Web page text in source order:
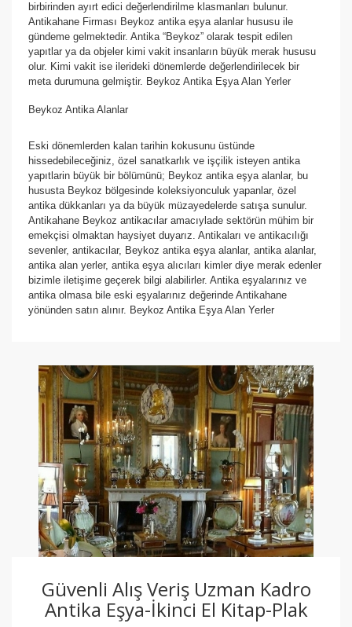
birbirinden ayırt edici değerlendirilme klasmanları bulunur.
Antikahane Firması Beykoz antika eşya alanlar hususu ile
gündeme gelmektedir. Antika “Beykoz” olarak tespit edilen
yapıtlar ya da objeler kimi vakit insanların büyük merak hususu
olur. Kimi vakit ise ilerideki dönemlerde değerlendirilecek bir
meta durumuna gelmiştir. Beykoz Antika Eşya Alan Yerler
Beykoz Antika Alanlar
Eski dönemlerden kalan tarihin kokusunu üstünde
hissedebileceğiniz, özel sanatkarlık ve işçilik isteyen antika
yapıtlarin büyük bir bölümünü; Beykoz antika eşya alanlar, bu
hususta Beykoz bölgesinde koleksiyonculuk yapanlar, özel
antika dükkanları ya da büyük müzayedelerde satışa sunulur.
Antikahane Beykoz antikacılar amacıylade sektörün mühim bir
emekçisi olmaktan haysiyet duyarız. Antikaları ve antikacılığı
sevenler, antikacılar, Beykoz antika eşya alanlar, antika alanlar,
antika alan yerler, antika eşya alıcıları kimler diye merak edenler
bizimle iletişime geçerek bilgi alabilirler. Antika eşyalarınız ve
antika olmasa bile eski eşyalarınız değerinde Antikahane
yönünden satın alınır. Beykoz Antika Eşya Alan Yerler
Güvenli Alış Veriş Uzman Kadro
Antika Eşya-İkinci El Kitap-Plak